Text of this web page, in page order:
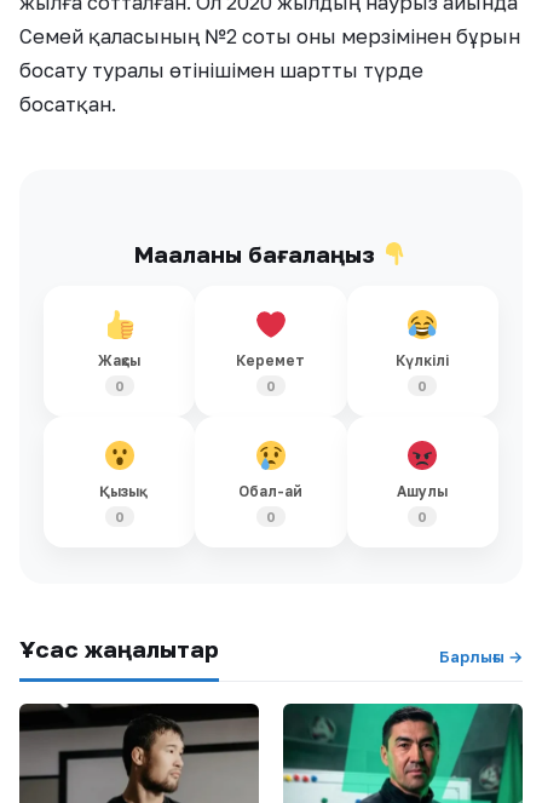
Семей қаласының №2 соты оны мерзімінен бұрын
босату туралы өтінішімен шартты түрде
босатқан.
Мақаланы бағалаңыз
Жақсы
0
Керемет
0
Күлкілі
0
Қызық
0
Обал-ай
0
Ашулы
0
Ұқсас жаңалықтар Барлығы →